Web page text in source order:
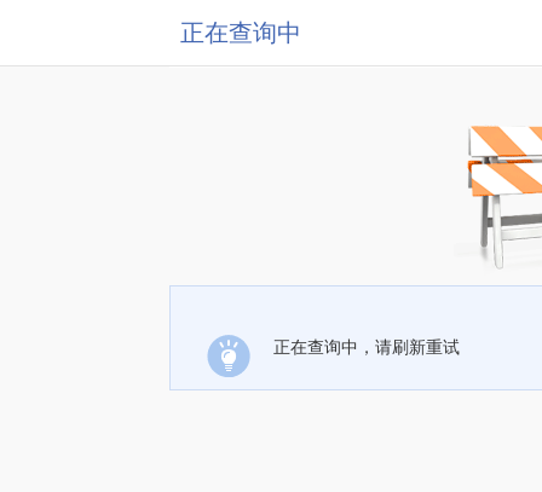
正在查询中
正在查询中，请刷新重试